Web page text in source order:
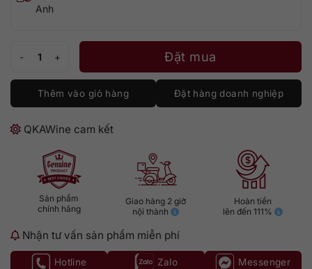
Anh
Đặt mua
Thêm vào giỏ hàng Đặt hàng doanh nghiệp
QKAWine cam kết
Sản phẩm
chính hãng
Giao hàng 2 giờ
nội thành
Hoàn tiền
lên đến 111%
Nhận tư vấn sản phẩm miễn phí
Hotline Zalo Messenger